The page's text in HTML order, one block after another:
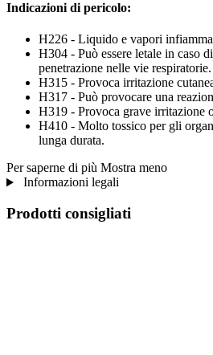
Indicazioni di pericolo:
H226 - Liquido e vapori
H304 - Può essere letale in caso
penetrazione nelle vie respiratorie.
H315 - Provoca irritazione
H317 - Può provocare una
H319 - Provoca grave irritazione
H410 - Molto tossico per gli
lunga durata.
Per saperne di più Mostra meno
Informazioni legali
Prodotti consigliati